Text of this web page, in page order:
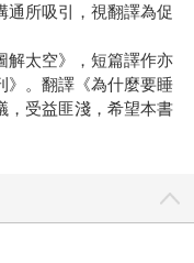
通所吸引，視翻譯為促
解太空》，短篇譯作亦
》。翻譯《為什麼要睡
，受益匪淺，希望本書